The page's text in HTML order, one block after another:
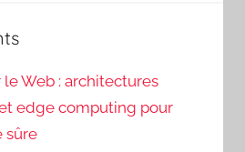
Web : architectures
edge computing pour
sûre